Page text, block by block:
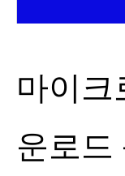
마이
운로드